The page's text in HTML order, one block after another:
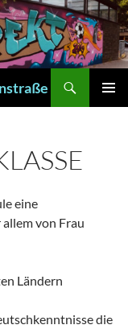
eine
von Frau
Ländern
die